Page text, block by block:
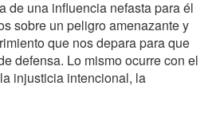
de una influencia nefasta para él
sobre un peligro amenazante y
que nos depara para que
defensa. Lo mismo ocurre con el
injusticia intencional, la